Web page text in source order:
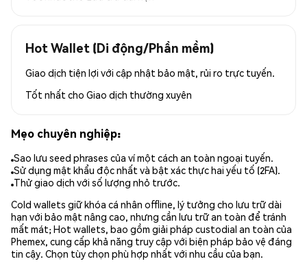
Hot Wallet (Di động/Phần mềm)
Giao dịch tiện lợi với cập nhật bảo mật, rủi ro trực tuyến.
Tốt nhất cho Giao dịch thường xuyên
Mẹo chuyên nghiệp:
Sao lưu seed phrases của ví một cách an toàn ngoại tuyến.
Sử dụng mật khẩu độc nhất và bật xác thực hai yếu tố (2FA).
Thử giao dịch với số lượng nhỏ trước.
Cold wallets giữ khóa cá nhân offline, lý tưởng cho lưu trữ dài
hạn với bảo mật nâng cao, nhưng cần lưu trữ an toàn để tránh
mất mát; Hot wallets, bao gồm giải pháp custodial an toàn của
Phemex, cung cấp khả năng truy cập với biện pháp bảo vệ đáng
tin cậy. Chọn tùy chọn phù hợp nhất với nhu cầu của bạn.